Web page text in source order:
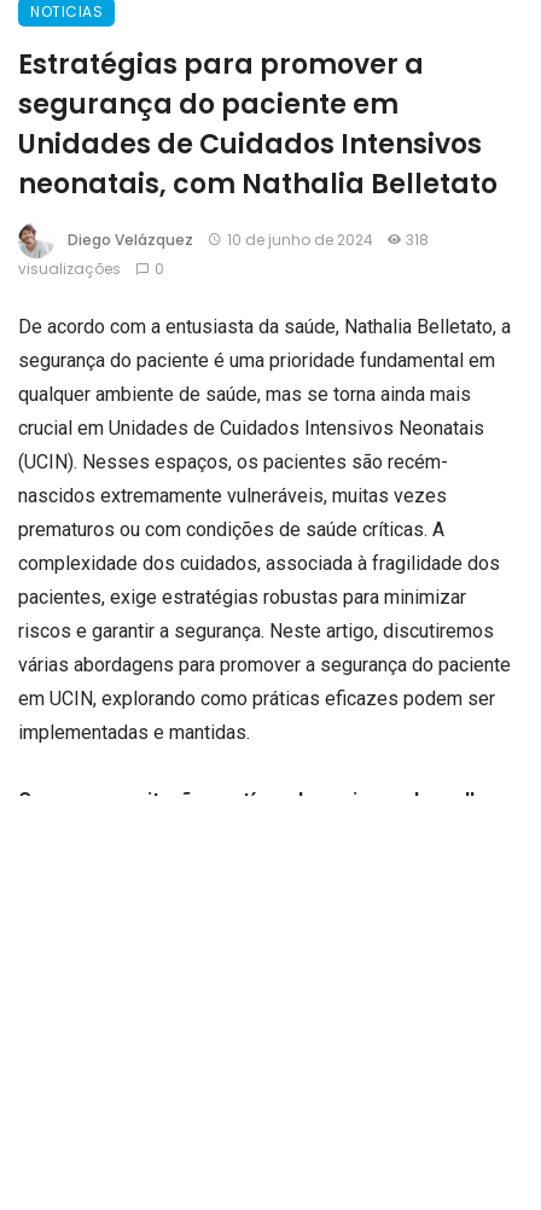
NOTICIAS
Estratégias para promover a
segurança do paciente em
Unidades de Cuidados Intensivos
neonatais, com Nathalia Belletato
Diego Velázquez 10 de junho de 2024
318
visualizações
0
De acordo com a entusiasta da saúde, Nathalia Belletato, a
segurança do paciente é uma prioridade fundamental em
qualquer ambiente de saúde, mas se torna ainda mais
crucial em Unidades de Cuidados Intensivos Neonatais
(UCIN). Nesses espaços, os pacientes são recém-
nascidos extremamente vulneráveis, muitas vezes
prematuros ou com condições de saúde críticas. A
complexidade dos cuidados, associada à fragilidade dos
pacientes, exige estratégias robustas para minimizar
riscos e garantir a segurança. Neste artigo, discutiremos
várias abordagens para promover a segurança do paciente
em UCIN, explorando como práticas eficazes podem ser
implementadas e mantidas.
Como a capacitação contínua da equipe pode melhorar